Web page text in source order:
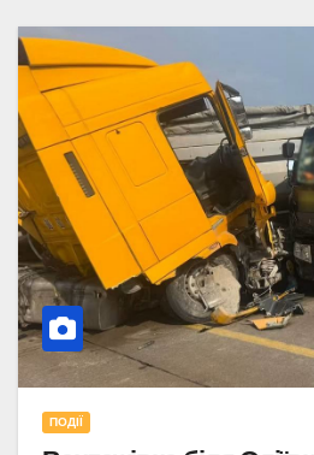
ПОДІЇ